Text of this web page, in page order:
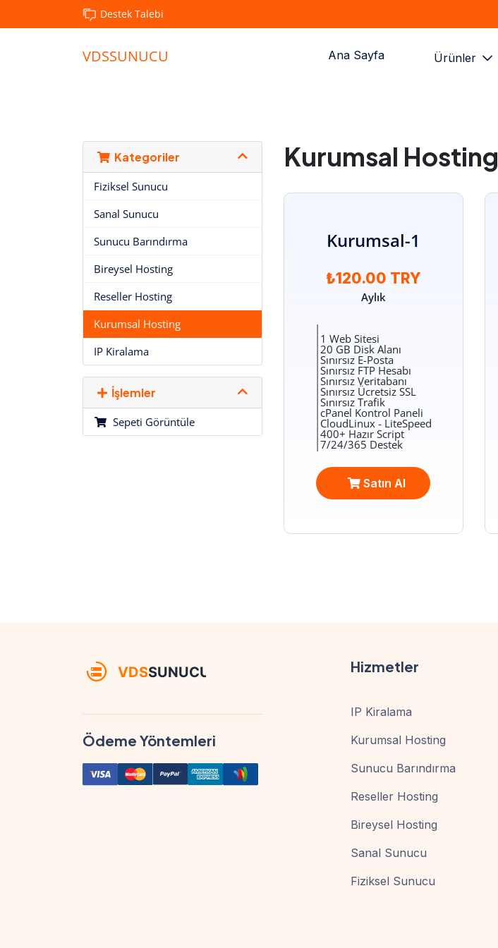
Destek Talebi
VDSSUNUCU Ana Sayfa Ürünler
Kategoriler
Fiziksel Sunucu
Sanal Sunucu
Sunucu Barındırma
Bireysel Hosting
Reseller Hosting
Kurumsal Hosting
IP Kiralama
İşlemler
Sepeti Görüntüle
Kurumsal Hosting
Kurumsal-1
₺120.00 TRY
Aylık
|
|1 Web Sitesi
|20 GB Disk Alanı
|Sınırsız E-Posta
|Sınırsız FTP Hesabı
|Sınırsız Veritabanı
|Sınırsız Ücretsiz SSL
|Sınırsız Trafik
|cPanel Kontrol Paneli
|CloudLinux - LiteSpeed
|400+ Hazır Script
|7/24/365 Destek
Satın Al
Ödeme Yöntemleri
Hizmetler
IP Kiralama
Kurumsal Hosting
Sunucu Barındırma
Reseller Hosting
Bireysel Hosting
Sanal Sunucu
Fiziksel Sunucu